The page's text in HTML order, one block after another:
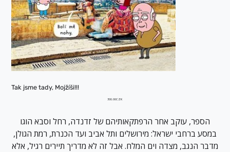
Tak jsme tady, Mojžíši!!!
מחיר‏300.00 ‏CZK
הספר, עוקב אחר הרפתקאותיהם של זדנדה, רחל וסבא הוגו
במסע ברחבי ישראל: מירושלים ותל אביב ועד הכנרת, רמת הגולן,
מדבר הנגב, מצדה וים המלח. אבל זה לא מדריך תיירים רגיל, אלא